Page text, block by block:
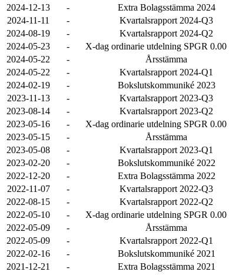
2024-12-13
-
Extra Bolagsstämma 2024
2024-11-11
-
Kvartalsrapport 2024-Q3
2024-08-19
-
Kvartalsrapport 2024-Q2
2024-05-23
-
X-dag ordinarie utdelning SPGR
2024-05-22
-
Årsstämma
2024-05-22
-
Kvartalsrapport 2024-Q1
2024-02-19
-
Bokslutskommuniké 2023
2023-11-13
-
Kvartalsrapport 2023-Q3
2023-08-14
-
Kvartalsrapport 2023-Q2
2023-05-16
-
X-dag ordinarie utdelning SPGR
2023-05-15
-
Årsstämma
2023-05-08
-
Kvartalsrapport 2023-Q1
2023-02-20
-
Bokslutskommuniké 2022
2022-12-20
-
Extra Bolagsstämma 2022
2022-11-07
-
Kvartalsrapport 2022-Q3
2022-08-15
-
Kvartalsrapport 2022-Q2
2022-05-10
-
X-dag ordinarie utdelning SPGR
2022-05-09
-
Årsstämma
2022-05-09
-
Kvartalsrapport 2022-Q1
2022-02-16
-
Bokslutskommuniké 2021
2021-12-21
-
Extra Bolagsstämma 2021